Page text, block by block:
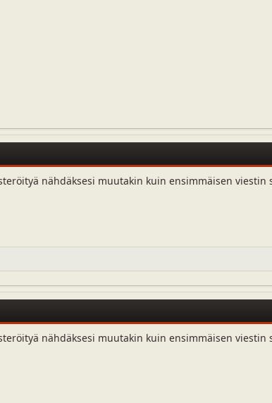
nähdäksesi muutakin kuin ensimmäisen viestin
nähdäksesi muutakin kuin ensimmäisen viestin